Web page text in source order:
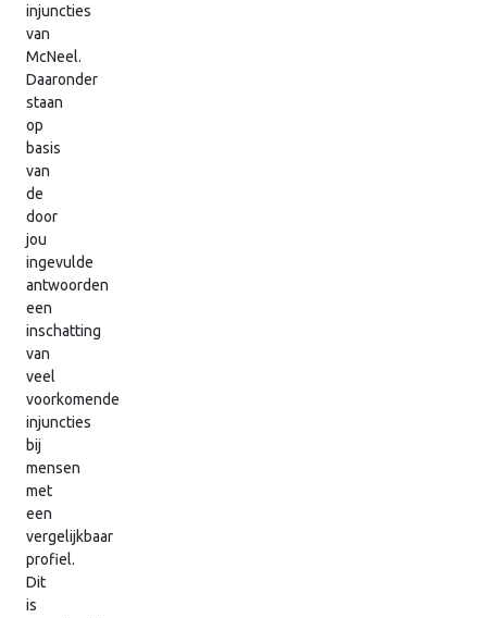
injuncties
van
McNeel.
Daaronder
staan
op
basis
van
de
door
jou
ingevulde
antwoorden
een
inschatting
van
veel
voorkomende
injuncties
bij
mensen
met
een
vergelijkbaar
profiel.
Dit
is